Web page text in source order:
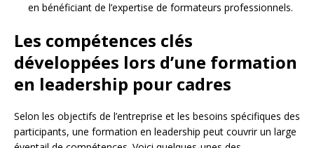
en bénéficiant de l’expertise de formateurs professionnels.
Les compétences clés
développées lors d’une formation
en leadership pour cadres
Selon les objectifs de l’entreprise et les besoins spécifiques des
participants, une formation en leadership peut couvrir un large